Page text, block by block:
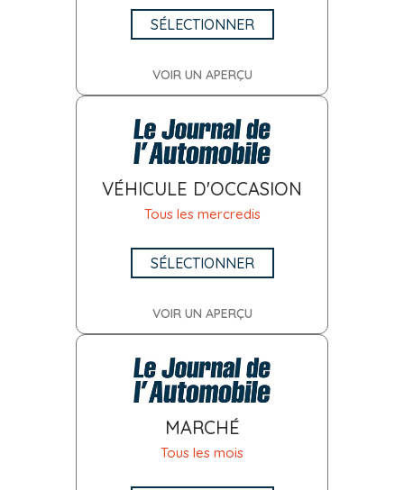
SÉLECTIONNER
VOIR UN APERÇU
VÉHICULE D'OCCASION
Tous les mercredis
SÉLECTIONNER
VOIR UN APERÇU
MARCHÉ
Tous les mois